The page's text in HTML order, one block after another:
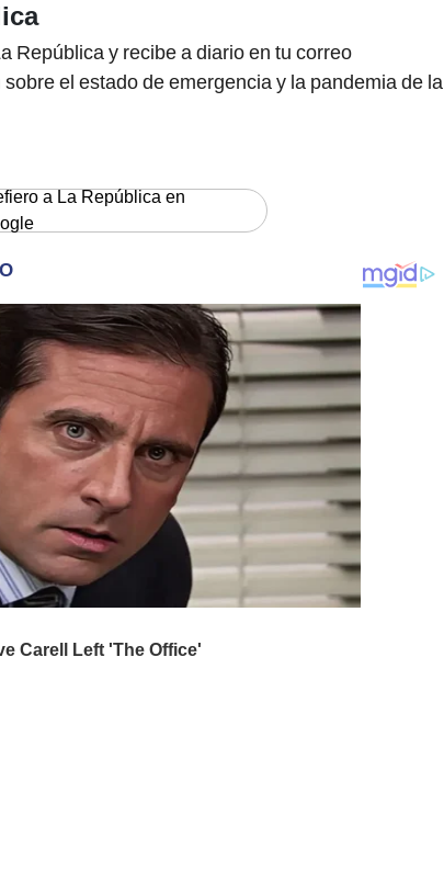
República y recibe a diario en tu correo
el estado de emergencia y la pandemia de la
a La República en